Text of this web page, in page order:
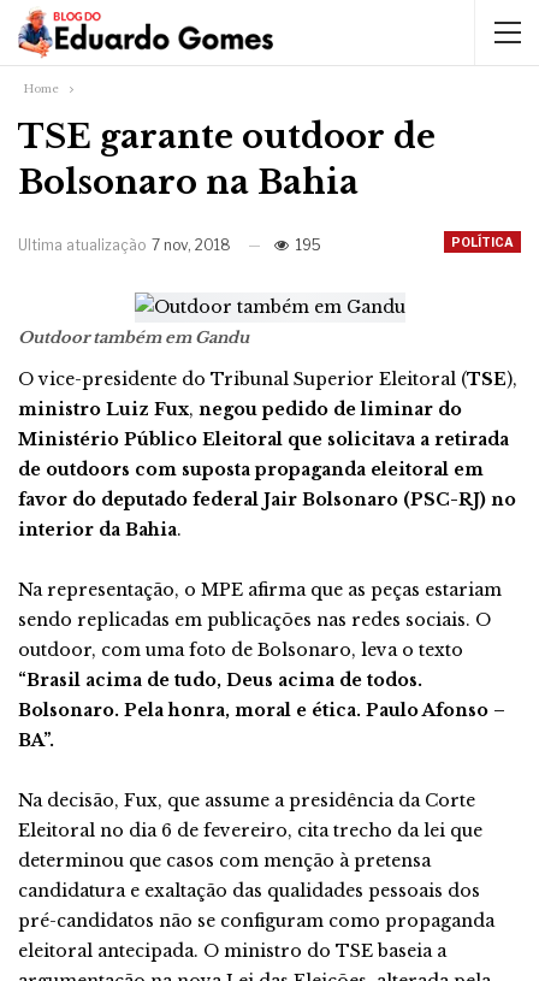
Home
TSE garante outdoor de
Bolsonaro na Bahia
POLÍTICA
Ultima atualização 7 nov, 2018 195
Outdoor também em Gandu
O vice-presidente do Tribunal Superior Eleitoral (TSE),
ministro Luiz Fux, negou pedido de liminar do
Ministério Público Eleitoral que solicitava a retirada
de outdoors com suposta propaganda eleitoral em
favor do deputado federal Jair Bolsonaro (PSC-RJ) no
interior da Bahia.
Na representação, o MPE afirma que as peças estariam
sendo replicadas em publicações nas redes sociais. O
outdoor, com uma foto de Bolsonaro, leva o texto
“Brasil acima de tudo, Deus acima de todos.
Bolsonaro. Pela honra, moral e ética. Paulo Afonso –
BA”.
Na decisão, Fux, que assume a presidência da Corte
Eleitoral no dia 6 de fevereiro, cita trecho da lei que
determinou que casos com menção à pretensa
candidatura e exaltação das qualidades pessoais dos
pré-candidatos não se configuram como propaganda
eleitoral antecipada. O ministro do TSE baseia a